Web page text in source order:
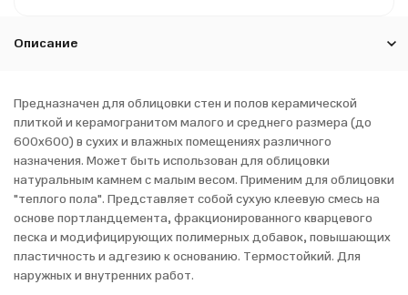
Описание
Предназначен для облицовки стен и полов керамической
плиткой и керамогранитом малого и среднего размера (до
600х600) в сухих и влажных помещениях различного
назначения. Может быть использован для облицовки
натуральным камнем с малым весом. Применим для облицовки
"теплого пола". Представляет собой сухую клеевую смесь на
основе портландцемента, фракционированного кварцевого
песка и модифицирующих полимерных добавок, повышающих
пластичность и адгезию к основанию. Термостойкий. Для
наружных и внутренних работ.